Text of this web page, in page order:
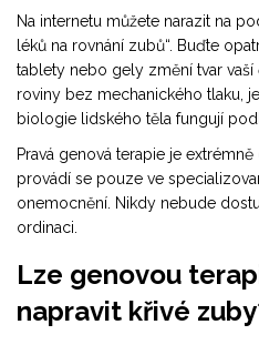
Na internetu můžete narazit na
léků na rovnání zubů“. Buďte
tablety nebo gely změní tvar
roviny bez mechanického tlaku,
biologie lidského těla fungují
Pravá genová terapie je
provádí se pouze ve
onemocnění. Nikdy nebude
ordinaci.
Lze genovou
napravit křivé